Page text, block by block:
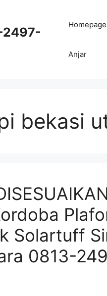
2497-
Homepage
Anjar
bekasi
Solartuff
0813-